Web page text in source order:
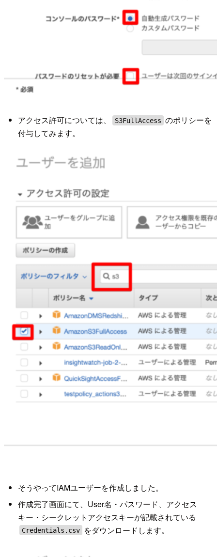
アクセス許可については、 S3FullAccess のポリシーを
付与してみます。
そうやってIAMユーザーを作成しました。
作成完了画面にて、User名・パスワード、アクセス
キー・シークレットアクセスキーが記載されている
Credentials.csv をダウンロードします。